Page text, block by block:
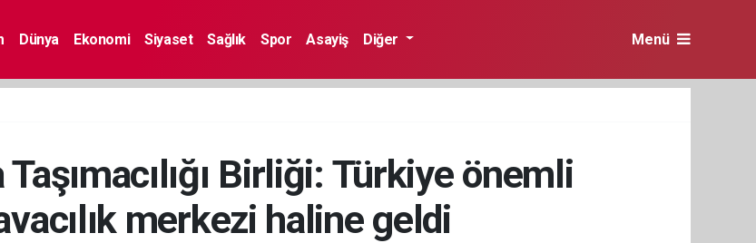
Dünya Ekonomi Siyaset Sağlık Spor Asayiş Diğer Menü
Birliği: Türkiye önemli
merkezi haline geldi